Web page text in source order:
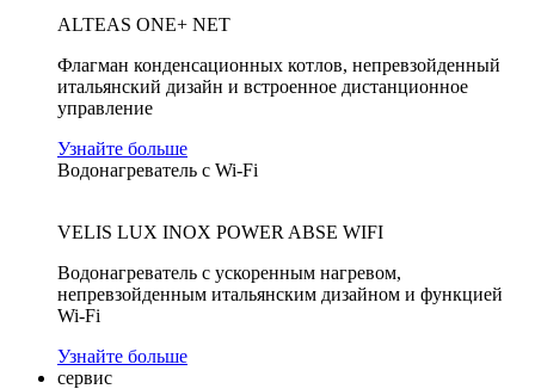
ALTEAS ONE+ NET
Флагман конденсационных котлов, непревзойденный
итальянский дизайн и встроенное дистанционное
управление
Узнайте больше
Водонагреватель с Wi-Fi
VELIS LUX INOX POWER ABSE WIFI
Водонагреватель с ускоренным нагревом,
непревзойденным итальянским дизайном и функцией
Wi-Fi
Узнайте больше
сервис